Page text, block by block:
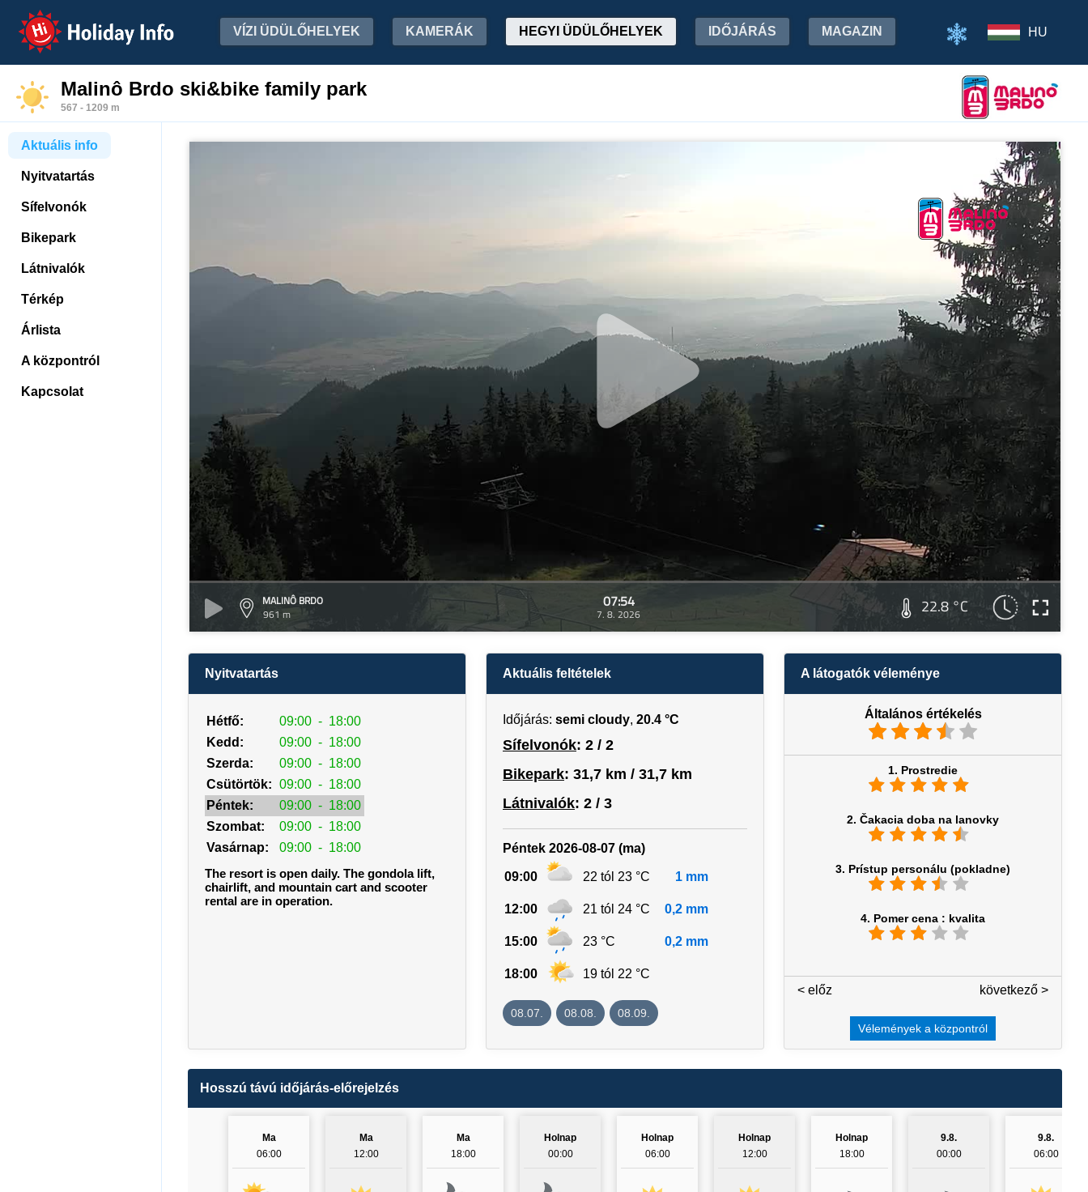
Holiday Info VÍZI ÜDÜLŐHELYEK KAMERÁK HEGYI ÜDÜLŐHELYEK IDŐJÁRÁS MAGAZIN HU
Malinô Brdo ski&bike family park
567 - 1209 m
Aktuális info
Nyitvatartás
Sífelvonók
Bikepark
Látnivalók
Térkép
Árlista
A központról
Kapcsolat
MALINÔ BRDO
961 m
07:54
7. 8. 2026 22.8 °C
Nyitvatartás
Hétfő: 09:00 - 18:00
Kedd:
09:00 - 18:00
Szerda:
09:00 - 18:00
Csütörtök: 09:00 - 18:00
Péntek:
09:00 - 18:00
Szombat:
09:00 - 18:00
Vasárnap:
09:00 - 18:00
The resort is open daily. The gondola lift,
chairlift, and mountain cart and scooter
rental are in operation.
Aktuális feltételek
Időjárás: semi cloudy, 20.4 °C
Sífelvonók: 2 / 2
Bikepark: 31,7 km / 31,7 km
Látnivalók: 2 / 3
Péntek 2026-08-07 (ma)
09:00 22 tól 23 °C 1 mm
12:00 21 tól 24 °C 0,2 mm
15:00 23 °C 0,2 mm
18:00 19 tól 22 °C
08.07. 08.08. 08.09.
A látogatók véleménye
Általános értékelés
1. Prostredie
2. Čakacia doba na lanovky
3. Prístup personálu (pokladne)
4. Pomer cena : kvalita
következő >
< előz
Vélemények a központról
Hosszú távú időjárás-előrejelzés
Ma
06:00
Ma
12:00
Ma
18:00
Holnap
00:00
Holnap
06:00
Holnap
12:00
Holnap
18:00
9.8.
00:00
9.8.
06:00